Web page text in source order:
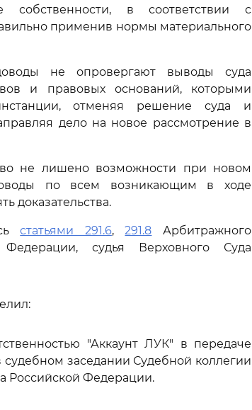
в соответствии с
применив нормы материального
не опровергают выводы суда
и правовых оснований, которыми
отменяя решение суда и
дело на новое рассмотрение в
не лишено возможности при новом
по всем возникающим в ходе
доказательства.
статьями 291.6,291.8 Арбитражного
Федерации, судья Верховного Суда
"Аккаунт ЛУК" в передаче
заседании Судебной коллегии
Российской Федерации.